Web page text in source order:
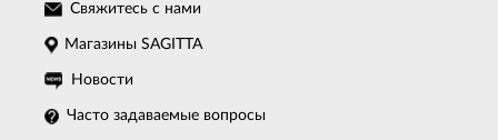
Свяжитесь с нами
Магазины SAGITTA
Новости
Часто задаваемые вопросы